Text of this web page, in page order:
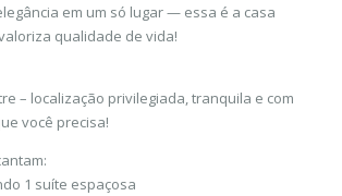
em um só lugar — essa é a casa
qualidade de vida!
– localização privilegiada, tranquila e com
você precisa!
1 suíte espaçosa